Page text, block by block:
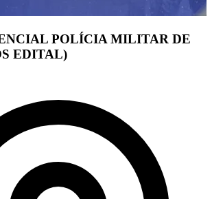
POLÍCIA MILITAR DE
EDITAL)